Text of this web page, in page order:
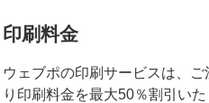
印刷料金
ウェブポの印刷サービスは、
り印刷料金を最大50％割引いた